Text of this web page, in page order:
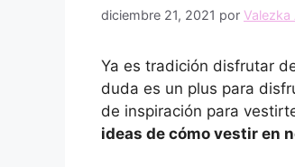
diciembre 21, 2021 por Valezka
Ya es tradición disfrutar
duda es un plus para
de inspiración para
ideas de cómo vestir en